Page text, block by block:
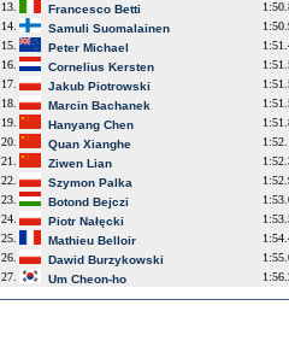
13.
Francesco Betti
14.
Samuli Suomalainen
15.
Peter Michael
16.
Cornelius Kersten
17.
Jakub Piotrowski
18.
Marcin Bachanek
19.
Hanyang Chen
20.
Quan Xianghe
21.
Ziwen Lian
22.
Szymon Palka
23.
Botond Bejczi
24.
Piotr Nałęcki
25.
Mathieu Belloir
26.
Dawid Burzykowski
27.
Um Cheon-ho